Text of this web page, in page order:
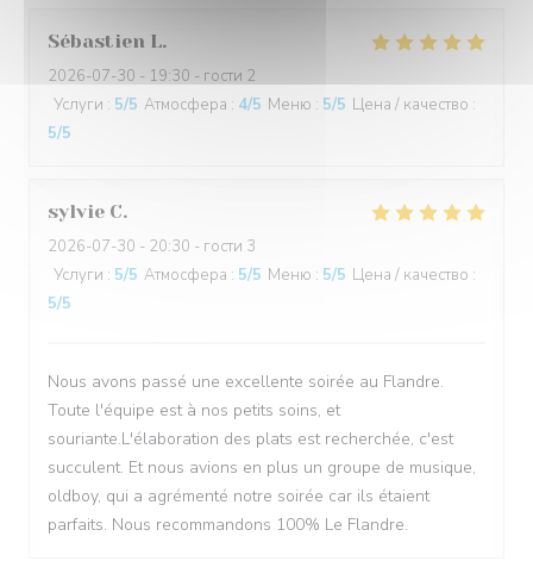
Sébastien L
2026-07-30 - 19:30 - гости 2
Услуги : 5/5 Атмосфера : 4/5 Меню : 5/5 Цена / качество :
5/5
sylvie C
2026-07-30 - 20:30 - гости 3
Услуги : 5/5 Атмосфера : 5/5 Меню : 5/5 Цена / качество :
5/5
Nous avons passé une excellente soirée au Flandre.
Toute l'équipe est à nos petits soins, et
souriante.L'élaboration des plats est recherchée, c'est
succulent. Et nous avions en plus un groupe de musique,
oldboy, qui a agrémenté notre soirée car ils étaient
parfaits. Nous recommandons 100% Le Flandre.